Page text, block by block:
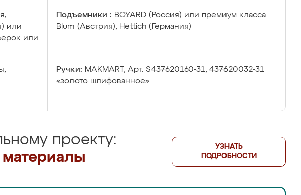
или
или
Подъемники : BOYARD (Россия) или премиум класса
Blum (Австрия), Hettich (Германия)
Ручки: MAKMART, Арт. S437620160-31, 437620032-31
«золото шлифованное»
проекту:
УЗНАТЬ
ПОДРОБНОСТИ